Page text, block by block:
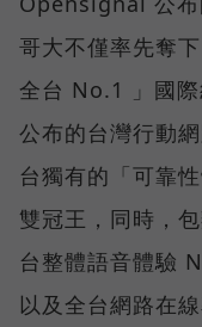
哥大不僅率先奪
全台 No.1 」國
公布的台灣行動
台獨有的「可靠
雙冠王，同時，
台整體語音體驗
以及全台網路在